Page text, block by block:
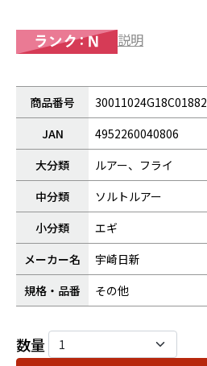
説明
商品番号
30011024G18C01882
JAN
4952260040806
大分類
ルアー、フライ
中分類
ソルトルアー
小分類
エギ
メーカー名
宇崎日新
規格・品番
その他
数量